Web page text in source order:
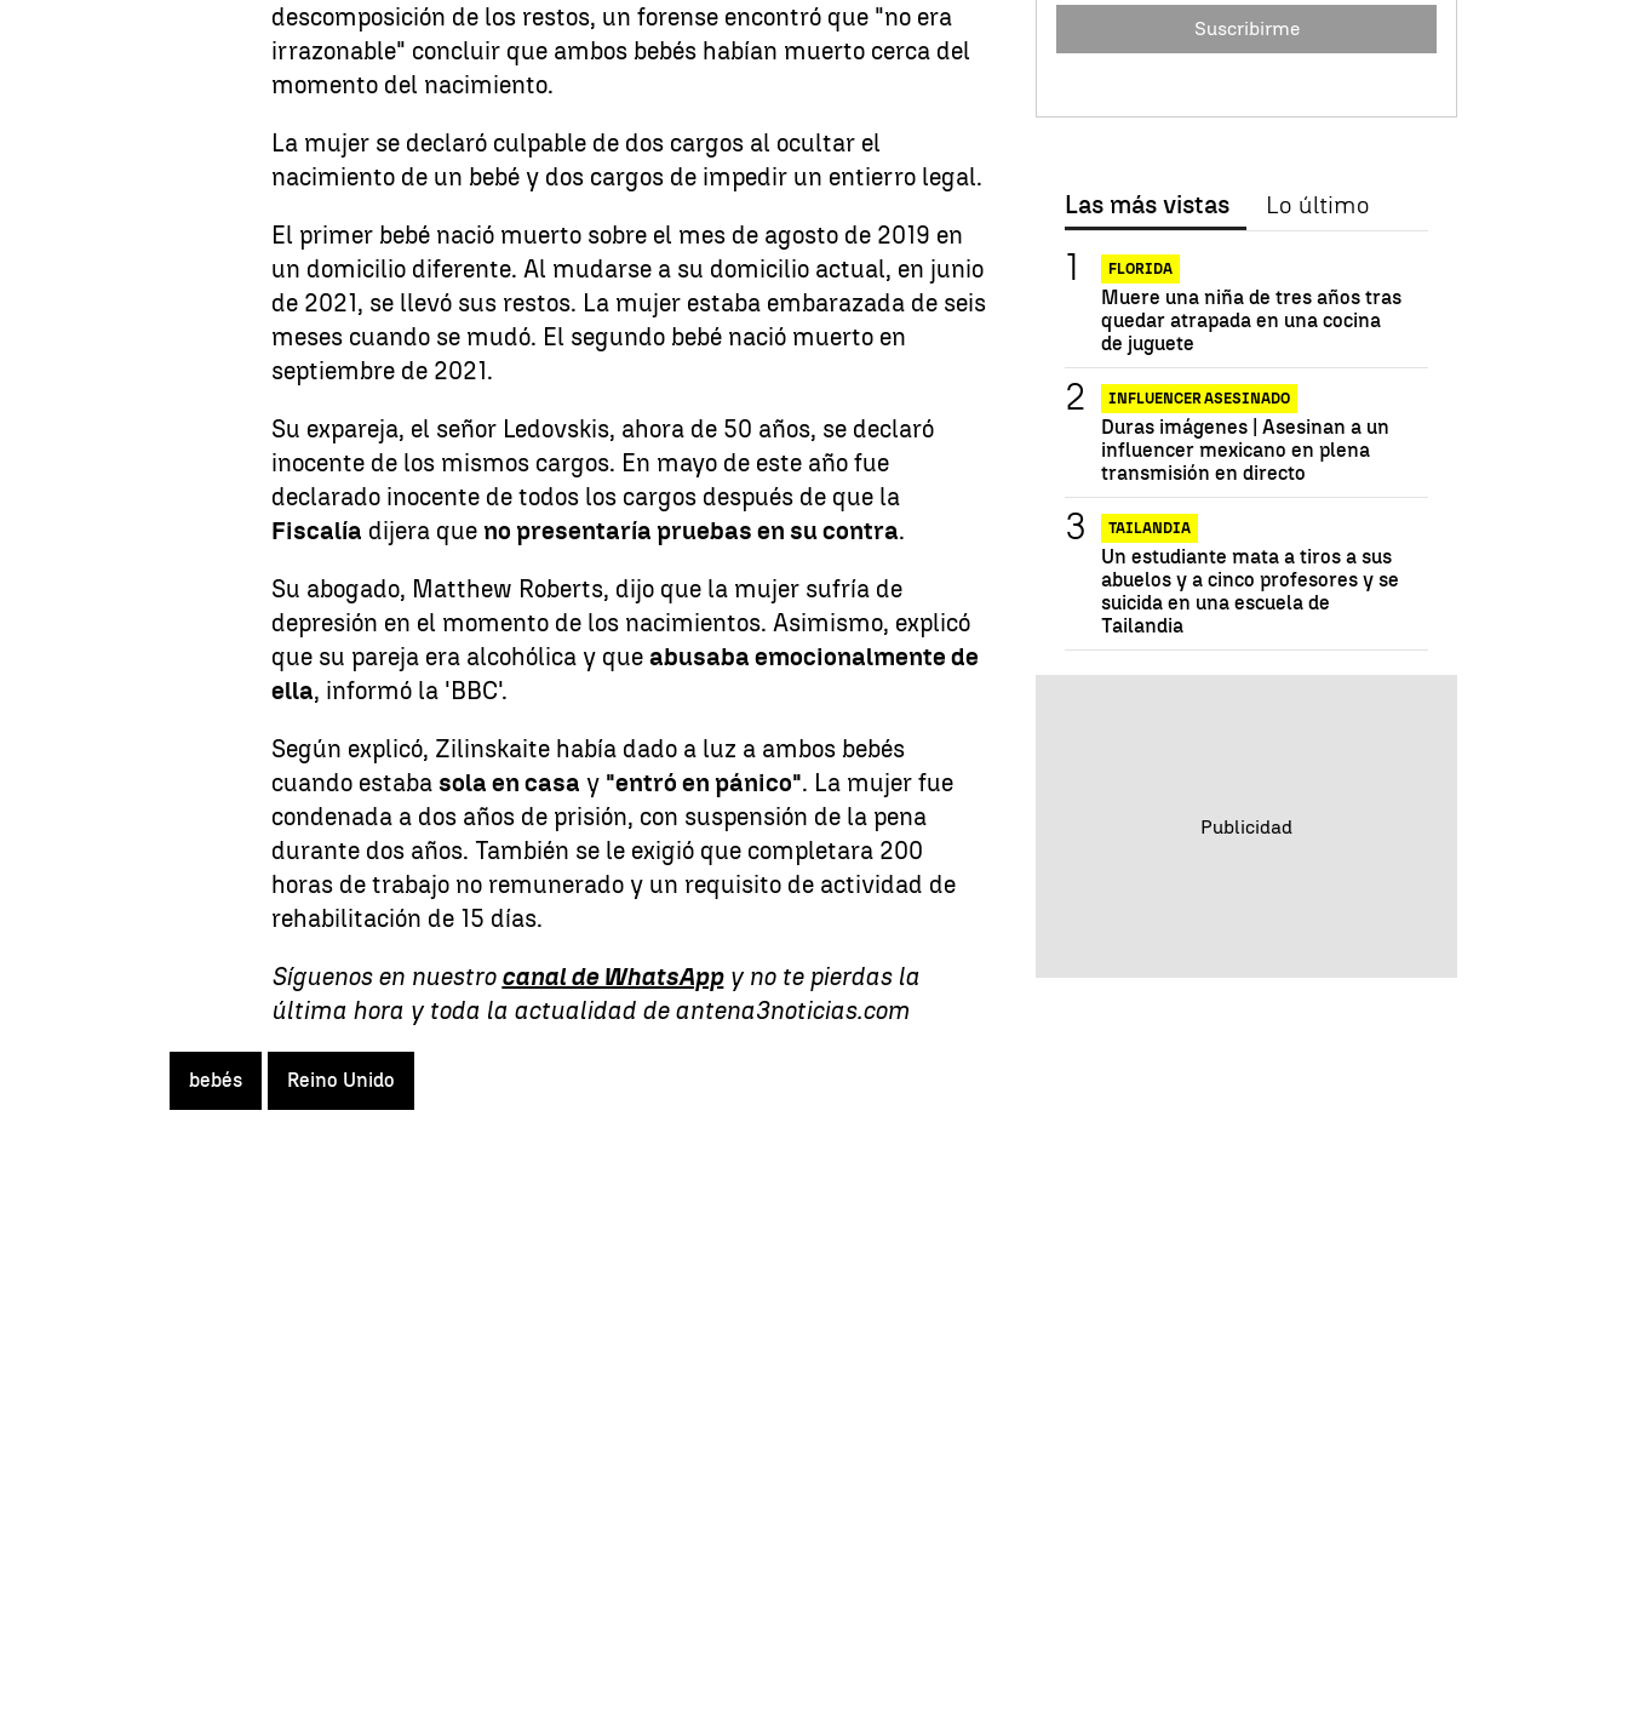
descomposición de los restos, un forense encontró que "no era
irrazonable" concluir que ambos bebés habían muerto cerca del
momento del nacimiento.
La mujer se declaró culpable de dos cargos al ocultar el
nacimiento de un bebé y dos cargos de impedir un entierro legal.
El primer bebé nació muerto sobre el mes de agosto de 2019 en
un domicilio diferente. Al mudarse a su domicilio actual, en junio
de 2021, se llevó sus restos. La mujer estaba embarazada de seis
meses cuando se mudó. El segundo bebé nació muerto en
septiembre de 2021.
Su expareja, el señor Ledovskis, ahora de 50 años, se declaró
inocente de los mismos cargos. En mayo de este año fue
declarado inocente de todos los cargos después de que la
Fiscalía dijera queno presentaría pruebas en su contra.
Su abogado, Matthew Roberts, dijo que la mujer sufría de
depresión en el momento de los nacimientos. Asimismo, explicó
que su pareja era alcohólica y queabusaba emocionalmente de
ella, informó la 'BBC'.
Según explicó, Zilinskaite había dado a luz a ambos bebés
cuando estabasola en casa y "entró en pánico". La mujer fue
condenada a dos años de prisión, con suspensión de la pena
durante dos años. También se le exigió que completara 200
horas de trabajo no remunerado y un requisito de actividad de
rehabilitación de 15 días.
Síguenos en nuestro canal de WhatsAppy no te pierdas la
última hora y toda la actualidad de antena3noticias.com
bebés Reino Unido
Suscribirme
Las más vistas Lo último
FLORIDA
Muere una niña de tres años tras
quedar atrapada en una cocina
de juguete
INFLUENCER ASESINADO
Duras imágenes | Asesinan a un
influencer mexicano en plena
transmisión en directo
TAILANDIA
Un estudiante mata a tiros a sus
abuelos y a cinco profesores y se
suicida en una escuela de
Tailandia